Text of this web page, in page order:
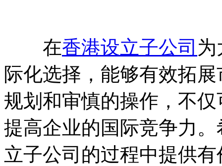
在香港设立子公司
际化选择，能够有效拓
规划和审慎的操作，不
提高企业的国际竞争力
立子公司的过程中提供